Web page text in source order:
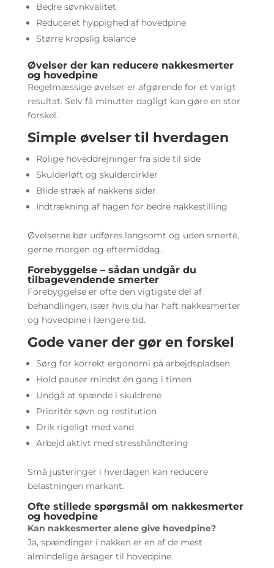
Bedre søvnkvalitet
Reduceret hyppighed af hovedpine
Større kropslig balance
Øvelser der kan reducere nakkesmerter
og hovedpine
Regelmæssige øvelser er afgørende for et varigt
resultat. Selv få minutter dagligt kan gøre en stor
forskel.
Simple øvelser til hverdagen
Rolige hoveddrejninger fra side til side
Skulderløft og skuldercirkler
Blide stræk af nakkens sider
Indtrækning af hagen for bedre nakkestilling
Øvelserne bør udføres langsomt og uden smerte,
gerne morgen og eftermiddag.
Forebyggelse – sådan undgår du
tilbagevendende smerter
Forebyggelse er ofte den vigtigste del af
behandlingen, især hvis du har haft nakkesmerter
og hovedpine i længere tid.
Gode vaner der gør en forskel
Sørg for korrekt ergonomi på arbejdspladsen
Hold pauser mindst én gang i timen
Undgå at spænde i skuldrene
Prioritér søvn og restitution
Drik rigeligt med vand
Arbejd aktivt med stresshåndtering
Små justeringer i hverdagen kan reducere
belastningen markant.
Ofte stillede spørgsmål om nakkesmerter
og hovedpine
Kan nakkesmerter alene give hovedpine?
Ja, spændinger i nakken er en af de mest
almindelige årsager til hovedpine.